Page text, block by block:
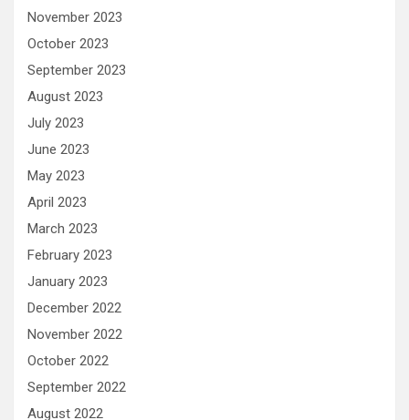
November 2023
October 2023
September 2023
August 2023
July 2023
June 2023
May 2023
April 2023
March 2023
February 2023
January 2023
December 2022
November 2022
October 2022
September 2022
August 2022